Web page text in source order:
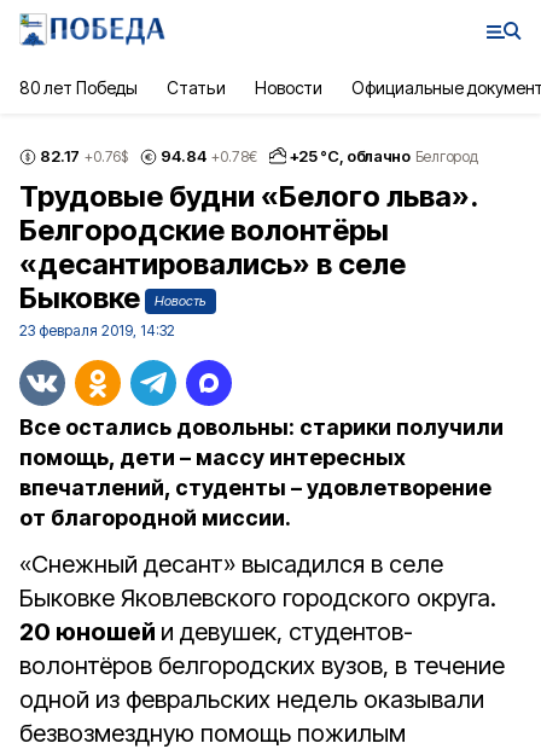
80 лет Победы Статьи Новости Официальные
82.17 +0.76$ 94.84 +0.78€ +25°С, облачно Белгород
Трудовые будни «Белого льва».
Белгородские волонтёры
«десантировались» в селе
Быковке
Новость
23 февраля 2019, 14:32
Все остались довольны: старики получили
помощь, дети – массу интересных
впечатлений, студенты – удовлетворение
от благородной миссии.
«Снежный десант» высадился в селе
Быковке Яковлевского городского округа.
20 юношей и девушек, студентов-
волонтёров белгородских вузов, в течение
одной из февральских недель оказывали
безвозмездную помощь пожилым